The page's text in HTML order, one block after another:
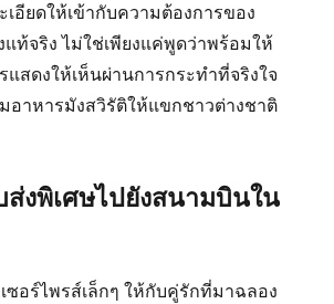
เอียดให้เข้ากับความต้องการของ
ท้จริง ไม่ใช่เพียงแค่พูดว่าพร้อมให้
สดงให้เห็นผ่านการกระทำที่จริงใจ
มอาหารมังสวิรัติให้แขกชาวต่างชาติ
ส่งพิเศษไปยังสนามบินใน
ซอร์ไพรส์เล็กๆ ให้กับคู่รักที่มาฉลอง